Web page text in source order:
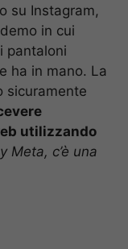
su Instagram,
in cui
pantaloni
ha in mano. La
sicuramente
utilizzando
Meta, c’è una